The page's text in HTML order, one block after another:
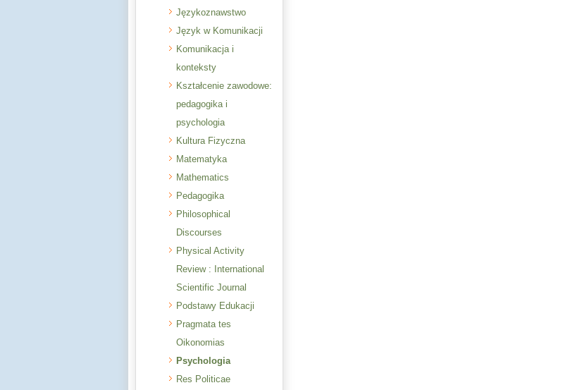
Językoznawstwo
Język w Komunikacji
Komunikacja i
konteksty
Kształcenie zawodowe:
pedagogika i
psychologia
Kultura Fizyczna
Matematyka
Mathematics
Pedagogika
Philosophical
Discourses
Physical Activity
Review : International
Scientific Journal
Podstawy Edukacji
Pragmata tes
Oikonomias
Psychologia
Res Politicae